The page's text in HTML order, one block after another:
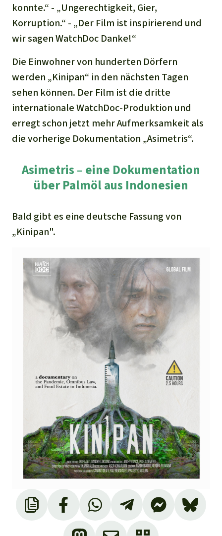
konnte.“ - „Ungerechtigkeit, Gier,
Korruption.“ - „Der Film ist inspirierend und
wir sagen WatchDoc Danke!“
Die Einwohner von hunderten Dörfern
werden „Kinipan“ in den nächsten Tagen
sehen können. Der Film ist die dritte
internationale WatchDoc-Produktion und
erregt schon jetzt mehr Aufmerksamkeit als
die vorherige Dokumentation „Asimetris“.
Asimetris – eine Dokumentation
über Palmöl aus Indonesien
Bald gibt es eine deutsche Fassung von
„Kinipan".